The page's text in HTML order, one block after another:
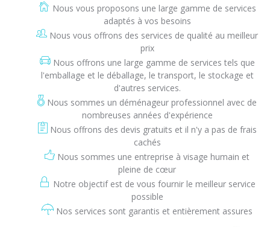
Nous vous proposons une large gamme de services
adaptés à vos besoins
Nous vous offrons des services de qualité au meilleur
prix
Nous offrons une large gamme de services tels que
l'emballage et le déballage, le transport, le stockage et
d'autres services.
Nous sommes un déménageur professionnel avec de
nombreuses années d'expérience
Nous offrons des devis gratuits et il n'y a pas de frais
cachés
Nous sommes une entreprise à visage humain et
pleine de cœur
Notre objectif est de vous fournir le meilleur service
possible
Nos services sont garantis et entièrement assures